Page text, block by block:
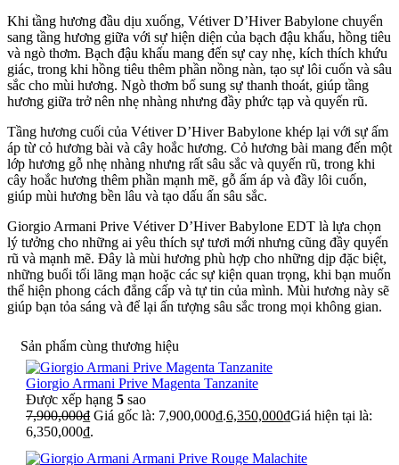
Khi tầng hương đầu dịu xuống, Vétiver D’Hiver Babylone chuyển
sang tầng hương giữa với sự hiện diện của bạch đậu khấu, hồng tiêu
và ngò thơm. Bạch đậu khấu mang đến sự cay nhẹ, kích thích khứu
giác, trong khi hồng tiêu thêm phần nồng nàn, tạo sự lôi cuốn và sâu
sắc cho mùi hương. Ngò thơm bổ sung sự thanh thoát, giúp tầng
hương giữa trở nên nhẹ nhàng nhưng đầy phức tạp và quyến rũ.
Tầng hương cuối của Vétiver D’Hiver Babylone khép lại với sự ấm
áp từ cỏ hương bài và cây hoắc hương. Cỏ hương bài mang đến một
lớp hương gỗ nhẹ nhàng nhưng rất sâu sắc và quyến rũ, trong khi
cây hoắc hương thêm phần mạnh mẽ, gỗ ấm áp và đầy lôi cuốn,
giúp mùi hương bền lâu và tạo dấu ấn sâu sắc.
Giorgio Armani Prive Vétiver D’Hiver Babylone EDT là lựa chọn
lý tưởng cho những ai yêu thích sự tươi mới nhưng cũng đầy quyến
rũ và mạnh mẽ. Đây là mùi hương phù hợp cho những dịp đặc biệt,
những buổi tối lãng mạn hoặc các sự kiện quan trọng, khi bạn muốn
thể hiện phong cách đẳng cấp và tự tin của mình. Mùi hương này sẽ
giúp bạn tỏa sáng và để lại ấn tượng sâu sắc trong mọi không gian.
Sản phẩm cùng thương hiệu
Giorgio Armani Prive Magenta Tanzanite
Được xếp hạng 5 sao
7,900,000₫ Giá gốc là: 7,900,000₫.6,350,000₫Giá hiện tại là:
6,350,000₫.